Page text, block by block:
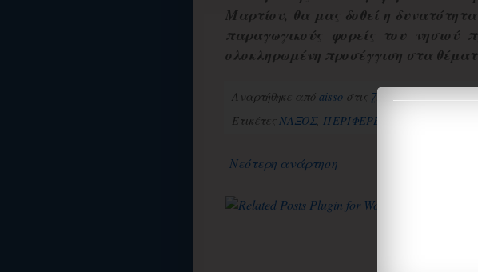
Μαρτίου, θα μας δοθεί η
παραγωγικούς φορείς του νησιού
ολοκληρωμένη προσέγγιση στα
Αναρτήθηκε από aisso στις 7:03:00 μ.μ.
Ετικέτες ΝΑΞΟΣ, ΠΕΡΙΦΕΡΕΙΑ Ν.ΑΙΓΑΙΟΥ
Νεότερη ανάρτηση